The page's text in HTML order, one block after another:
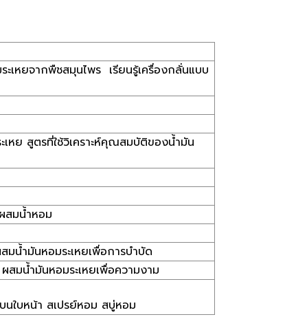
เหยจากพืชสมุนไพร เรียนรู้เครื่องกลั่นแบบ
หย สูตรที่ใช้วิเคราะห์คุณสมบัติของน้ำมัน
สมน้ำหอม
มน้ำมันหอมระเหยเพื่อการบำบัด
ผสมน้ำมันหอมระเหยเพื่อความงาม
ใบหน้า สเปรย์หอม สบู่หอม